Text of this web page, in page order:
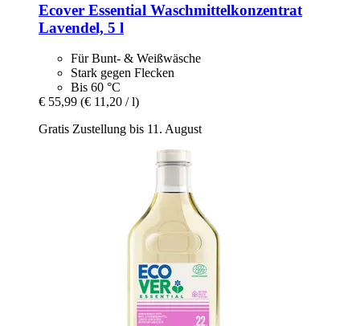
Ecover Essential Waschmittelkonzentrat
Lavendel, 5 l
Für Bunt- & Weißwäsche
Stark gegen Flecken
Bis 60 °C
€ 55,99 (€ 11,20 / l)
Gratis Zustellung bis 11. August